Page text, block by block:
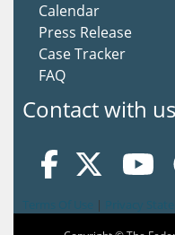
Calendar
Press Release
Case Tracker
FAQ
Contact with us
|